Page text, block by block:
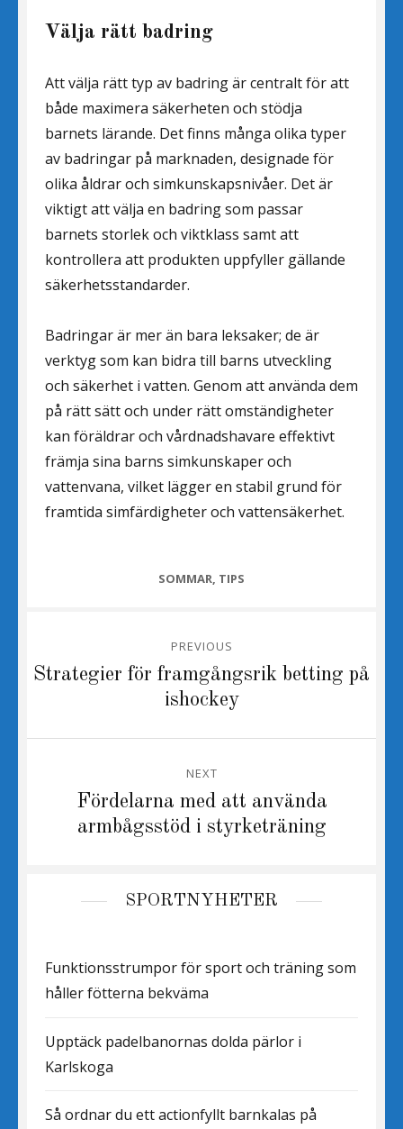
Välja rätt badring
Att välja rätt typ av badring är centralt för att
både maximera säkerheten och stödja
barnets lärande. Det finns många olika typer
av badringar på marknaden, designade för
olika åldrar och simkunskapsnivåer. Det är
viktigt att välja en badring som passar
barnets storlek och viktklass samt att
kontrollera att produkten uppfyller gällande
säkerhetsstandarder.
Badringar är mer än bara leksaker; de är
verktyg som kan bidra till barns utveckling
och säkerhet i vatten. Genom att använda dem
på rätt sätt och under rätt omständigheter
kan föräldrar och vårdnadshavare effektivt
främja sina barns simkunskaper och
vattenvana, vilket lägger en stabil grund för
framtida simfärdigheter och vattensäkerhet.
CATEGORIES
SOMMAR, TIPS
PREVIOUS
Previous
Strategier för framgångsrik betting på
ishockey
NEXT
Fördelarna med att använda
armbågsstöd i styrketräning
SPORTNYHETER
Funktionsstrumpor för sport och träning som
håller fötterna bekväma
Upptäck padelbanornas dolda pärlor i
Karlskoga
Så ordnar du ett actionfyllt barnkalas på